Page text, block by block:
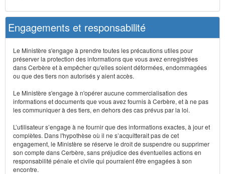
Engagements et responsabilité
Le Ministère s'engage à prendre toutes les précautions utiles pour
préserver la protection des informations que vous avez enregistrées
dans Cerbère et à empêcher qu'elles soient déformées, endommagées
ou que des tiers non autorisés y aient accès.
Le Ministère s'engage à n'opérer aucune commercialisation des
informations et documents que vous avez fournis à Cerbère, et à ne pas
les communiquer à des tiers, en dehors des cas prévus par la loi.
L’utilisateur s’engage à ne fournir que des informations exactes, à jour et
complètes. Dans l'hypothèse où il ne s’acquitterait pas de cet
engagement, le Ministère se réserve le droit de suspendre ou supprimer
son compte dans Cerbère, sans préjudice des éventuelles actions en
responsabilité pénale et civile qui pourraient être engagées à son
encontre.